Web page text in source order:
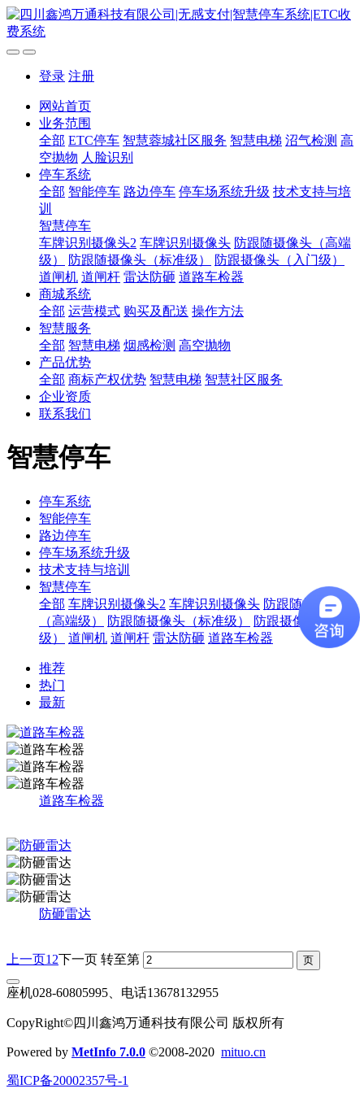
登录 注册
网站首页
业务范围
全部 ETC停车 智慧蓉城社区服务 智慧电梯 沼气检测 高
空抛物 人脸识别
停车系统
全部 智能停车 路边停车 停车场系统升级 技术支持与培
训
智慧停车
车牌识别摄像头2 车牌识别摄像头 防跟随摄像头（高端
级）
防跟随摄像头（标准级）
防跟摄像头（入门级）
道闸机 道闸杆 雷达防砸 道路车检器
商城系统
全部 运营模式 购买及配送 操作方法
智慧服务
全部 智慧电梯 烟感检测 高空抛物
产品优势
全部 商标产权优势 智慧电梯 智慧社区服务
企业资质
联系我们
智慧停车
停车系统
智能停车
路边停车
停车场系统升级
技术支持与培训
智慧停车
全部 车牌识别摄像头2 车牌识别摄像头 防跟随摄像头
（高端级）
防跟随摄像头（标准级）
防跟摄像头（入门
级）
道闸机 道闸杆 雷达防砸 道路车检器
推荐
热门
最新
道路车检器
防砸雷达
上一页1 2下一页 转至第
座机028-60805995、电话13678132955
CopyRight©四川鑫鸿万通科技有限公司 版权所有
Powered by MetInfo 7.0.0 ©2008-2020 mituo.cn
蜀ICP备20002357号-1​